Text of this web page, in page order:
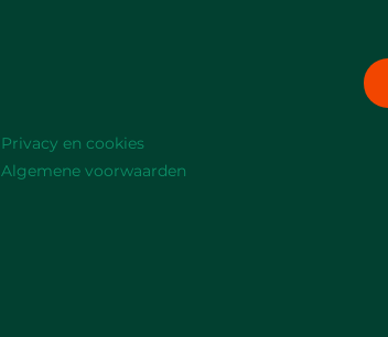
Privacy en cookies
Algemene voorwaarden